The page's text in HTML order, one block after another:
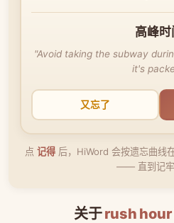
高峰时
"Avoid taking the subway
it's
又忘了
点 记得后，HiWord 会按遗忘曲线
—— 直到记牢
关于rush hour